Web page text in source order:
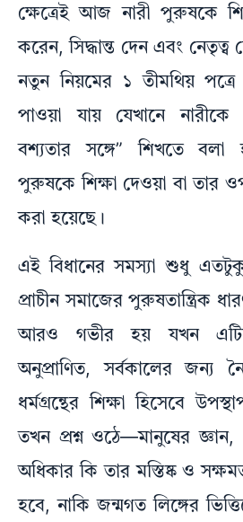
ক্ষেত্রেই আজ নারী পুরুষকে
করেন, সিদ্ধান্ত দেন এবং নেতৃত্ব
নতুন নিয়মের ১ তীমথিয়
পাওয়া যায় যেখানে নারীকে
বশ্যতার সঙ্গে” শিখতে বলা
পুরুষকে শিক্ষা দেওয়া বা তার
করা হয়েছে।
এই বিধানের সমস্যা শুধু
প্রাচীন সমাজের পুরুষতান্ত্রিক
আরও গভীর হয় যখন
অনুপ্রাণিত, সর্বকালের জন্য
ধর্মগ্রন্থের শিক্ষা হিসেবে
তখন প্রশ্ন ওঠে—মানুষের জ্ঞান,
অধিকার কি তার মস্তিষ্ক ও
হবে, নাকি জন্মগত লিঙ্গের